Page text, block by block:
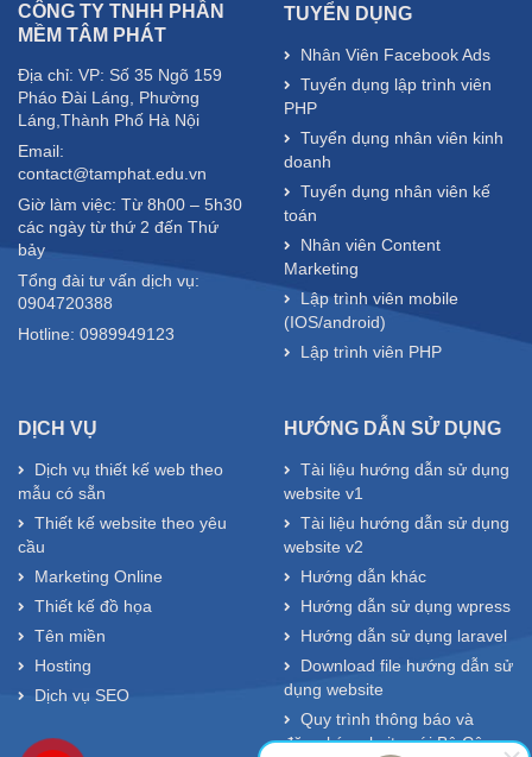
CÔNG TY TNHH PHẦN
MỀM TÂM PHÁT
Địa chỉ: VP: Số 35 Ngõ 159
Pháo Đài Láng, Phường
Láng,Thành Phố Hà Nội
Email:
contact@tamphat.edu.vn
Giờ làm việc: Từ 8h00 – 5h30
các ngày từ thứ 2 đến Thứ
bảy
Tổng đài tư vấn dịch vụ:
0904720388
Hotline: 0989949123
TUYỂN DỤNG
Nhân Viên Facebook Ads
Tuyển dụng lập trình viên
PHP
Tuyển dụng nhân viên kinh
doanh
Tuyển dụng nhân viên kế
toán
Nhân viên Content
Marketing
Lập trình viên mobile
(IOS/android)
Lập trình viên PHP
DỊCH VỤ
Dịch vụ thiết kế web theo
mẫu có sẵn
Thiết kế website theo yêu
cầu
Marketing Online
Thiết kế đồ họa
Tên miền
Hosting
Dịch vụ SEO
HƯỚNG DẪN SỬ DỤNG
Tài liệu hướng dẫn sử dụng
website v1
Tài liệu hướng dẫn sử dụng
website v2
Hướng dẫn khác
Hướng dẫn sử dụng wpress
Hướng dẫn sử dụng laravel
Download file hướng dẫn sử
dụng website
Quy trình thông báo và
đăng ký website với Bộ Công